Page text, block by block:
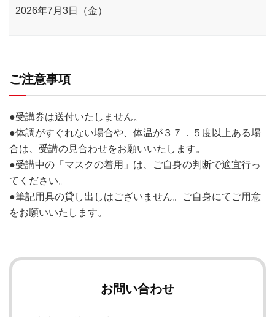
2026年7月3日（金）
ご注意事項
●受講券は送付いたしません。
●体調がすぐれない場合や、体温が３７．５度以上ある場
合は、受講の見合わせをお願いいたします。
●受講中の「マスクの着用」は、ご自身の判断で適宜行っ
てください。
●筆記用具の貸し出しはございません。ご自身にてご用意
をお願いいたします。
お問い合わせ